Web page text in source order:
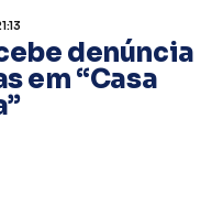
denúncia
em “Casa